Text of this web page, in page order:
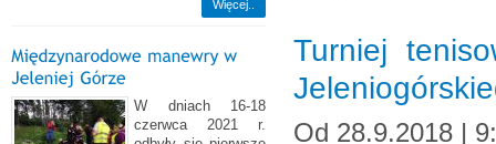
Więcej..
W dniach 16-18
czerwca 2021 r.
Turniej
Od 28.9.2018 |